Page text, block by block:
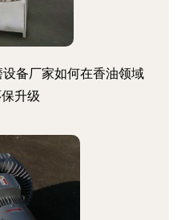
备厂家如何在香油领域
升级